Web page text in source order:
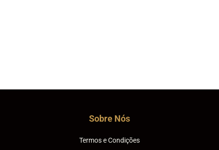
Sobre Nós
Termos e Condições